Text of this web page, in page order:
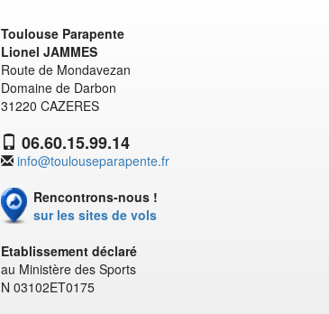
Toulouse Parapente
Lionel JAMMES
Route de Mondavezan
Domaine de Darbon
31220 CAZERES
06.60.15.99.14
info@toulouseparapente.fr
Rencontrons-nous !
sur les sites de vols
Etablissement déclaré
au Ministère des Sports
N 03102ET0175